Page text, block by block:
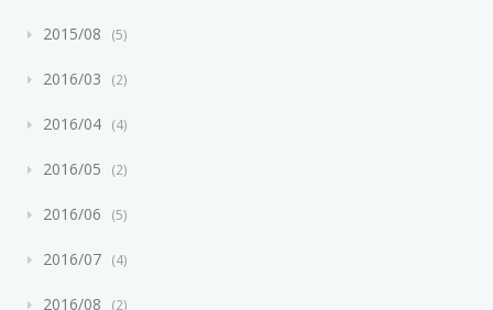
2015/08 5
2016/03 2
2016/04 4
2016/05 2
2016/06 5
2016/07 4
2016/08 2